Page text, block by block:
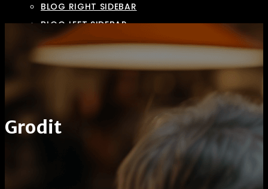
BLOG RIGHT SIDEBAR
BLOG LEFT SIDEBAR
BLOG FULL WIDTH
LANDING
LANDING
Grodit